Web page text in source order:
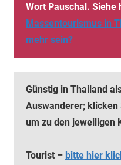
Wort Pauschal. Siehe
Massentourismus in
mehr sein?
Günstig in Thailand
Auswanderer;
um zu den jeweiligen
Tourist – bitte hier